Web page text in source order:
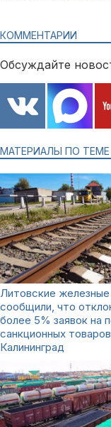
КОММЕНТАРИИ
Обсуждайте
МАТЕРИАЛЫ ПО ТЕМЕ
Литовские железные
сообщили, что
более 5% заявок на
санкционных
Калининград